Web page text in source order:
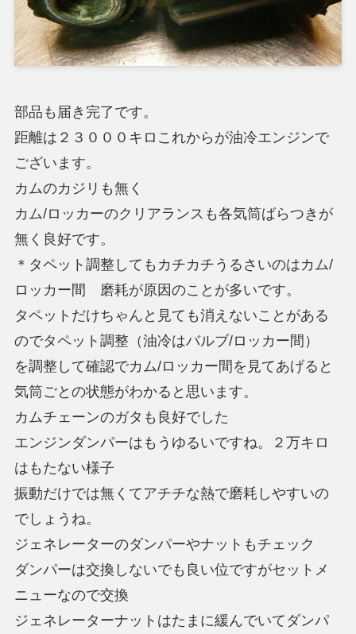
部品も届き完了です。
距離は２３０００キロこれからが油冷エンジンで
ございます。
カムのカジリも無く
カム/ロッカーのクリアランスも各気筒ばらつきが
無く良好です。
＊タペット調整してもカチカチうるさいのはカム/
ロッカー間 磨耗が原因のことが多いです。
タペットだけちゃんと見ても消えないことがある
のでタペット調整（油冷はバルブ/ロッカー間）
を調整して確認でカム/ロッカー間を見てあげると
気筒ごとの状態がわかると思います。
カムチェーンのガタも良好でした
エンジンダンパーはもうゆるいですね。２万キロ
はもたない様子
振動だけでは無くてアチチな熱で磨耗しやすいの
でしょうね。
ジェネレーターのダンパーやナットもチェック
ダンパーは交換しないでも良い位ですがセットメ
ニューなので交換
ジェネレーターナットはたまに緩んでいてダンパ